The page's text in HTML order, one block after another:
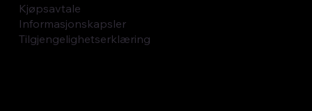
Kjøpsavtale
Informasjonskapsler
Tilgjengelighetserklæring